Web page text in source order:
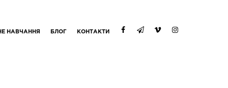
НАВЧАННЯ БЛОГ КОНТАКТИ